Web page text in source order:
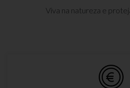
Viva na natureza e